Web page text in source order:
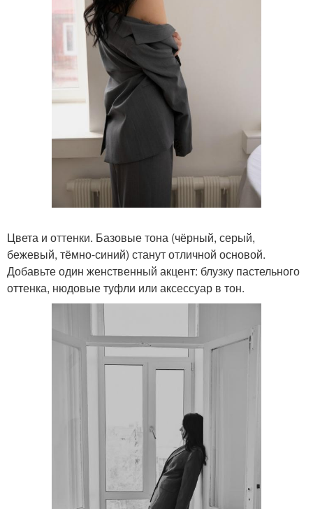
Цвета и оттенки. Базовые тона (чёрный, серый,
бежевый, тёмно-синий) станут отличной основой.
Добавьте один женственный акцент: блузку пастельного
оттенка, нюдовые туфли или аксессуар в тон.